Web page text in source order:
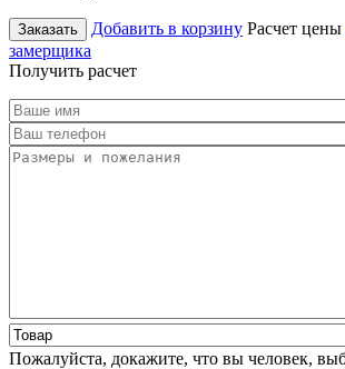
Заказать Добавить в корзину Расчет цены
замерщика
Получить расчет
Пожалуйста, докажите, что вы человек,